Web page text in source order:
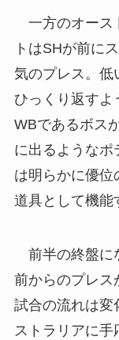
一方のオース
トはSHが前に
気のプレス。低
ひっくり返すよ
WBであるボス
に出るようなポ
は明らかに優位
道具として機能
前半の終盤に
前からのプレス
試合の流れは変
ストラリアに手